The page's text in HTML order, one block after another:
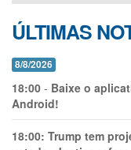
ÚLTIMAS
8/8/2026
18:00 - Baixe o
Android!
18:00: Trump tem